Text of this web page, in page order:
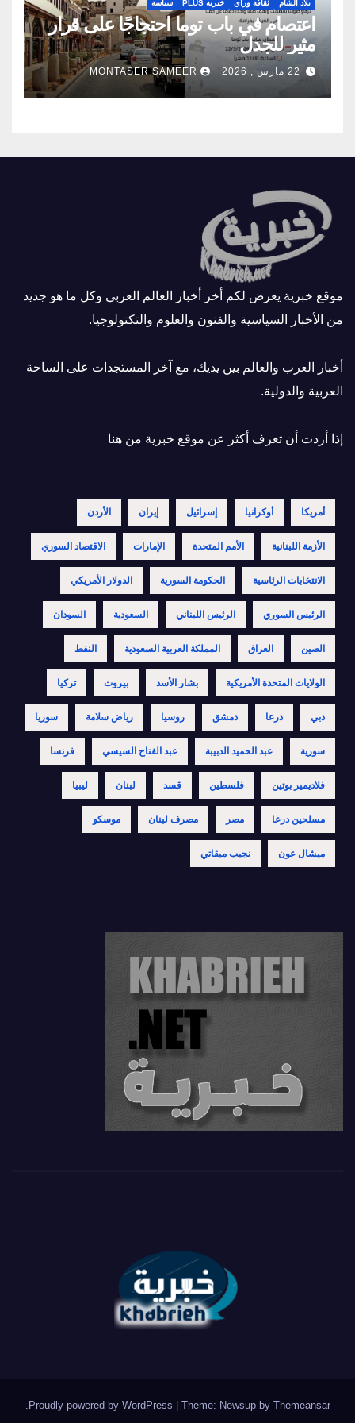
بلاد الشام ثقافة ورأي خبرية PLUS سياسة
اعتصام في باب توما احتجاجًا على قرار
مثير للجدل
22 مارس , 2026 MONTASER SAMEER
موقع خبرية يعرض لكم أخر أخبار العالم العربي وكل ما هو جديد
من الأخبار السياسية والفنون والعلوم والتكنولوجيا.
أخبار العرب والعالم بين يديك، مع آخر المستجدات على الساحة
العربية والدولية.
إذا أردت أن تعرف أكثر عن موقع خبرية من هنا
أمريكا أوكرانيا إسرائيل إيران الأردن
الأزمة اللبنانية الأمم المتحدة الإمارات الاقتصاد السوري
الانتخابات الرئاسية الحكومة السورية الدولار الأمريكي
الرئيس السوري الرئيس اللبناني السعودية السودان
الصين العراق المملكة العربية السعودية النفط
الولايات المتحدة الأمريكية بشار الأسد بيروت تركيا
دبي درعا دمشق روسيا رياض سلامة سوريا
سورية عبد الحميد الدبيبة عبد الفتاح السيسي فرنسا
فلاديمير بوتين فلسطين قسد لبنان ليبيا
مسلحين درعا مصر مصرف لبنان موسكو
ميشال عون نجيب ميقاتي
Proudly powered by WordPress Theme: Newsup by Themeansar
.